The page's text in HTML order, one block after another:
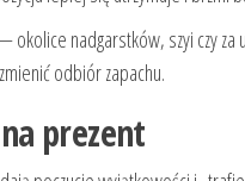
nadgarstków, szyi czy za
odbiór zapachu.
prezent